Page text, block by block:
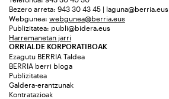
Bezero arreta: 943 30 43 45 | laguna@berria.eus
Webgunea: webgunea@berria.eus
Publizitatea: publi@bidera.eus
Harremanetan jarri
ORRIALDE KORPORATIBOAK
Ezagutu BERRIA Taldea
BERRIA berri bloga
Publizitatea
Galdera-erantzunak
Kontratazioak